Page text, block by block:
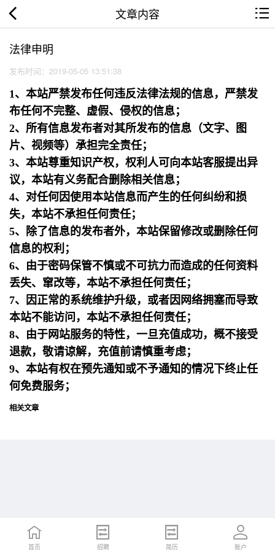
文章内容
法律申明
发布时间：2019-05-05 13:51:38
1、本站严禁发布任何违反法律法规的信息，严禁发
布任何不完整、虚假、侵权的信息；
2、所有信息发布者对其所发布的信息（文字、图
片、视频等）承担完全责任；
3、本站尊重知识产权，权利人可向本站客服提出异
议，本站有义务配合删除相关信息；
4、对任何因使用本站信息而产生的任何纠纷和损
失，本站不承担任何责任；
5、除了信息的发布者外，本站保留修改或删除任何
信息的权利；
6、由于密码保管不慎或不可抗力而造成的任何资料
丢失、窜改等，本站不承担任何责任；
7、因正常的系统维护升级，或者因网络拥塞而导致
本站不能访问，本站不承担任何责任；
8、由于网站服务的特性，一旦充值成功，概不接受
退款，敬请谅解，充值前请慎重考虑；
9、本站有权在预先通知或不予通知的情况下终止任
何免费服务；
相关文章
首页 招聘 简历 账户
首页 招聘 简历 账户